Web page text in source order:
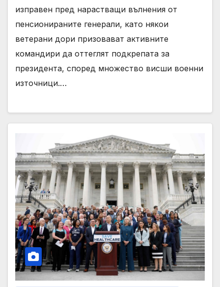
изправен пред нарастващи вълнения от
пенсионираните генерали, като някои
ветерани дори призовават активните
командири да оттеглят подкрепата за
президента, според множество висши военни
източници.…